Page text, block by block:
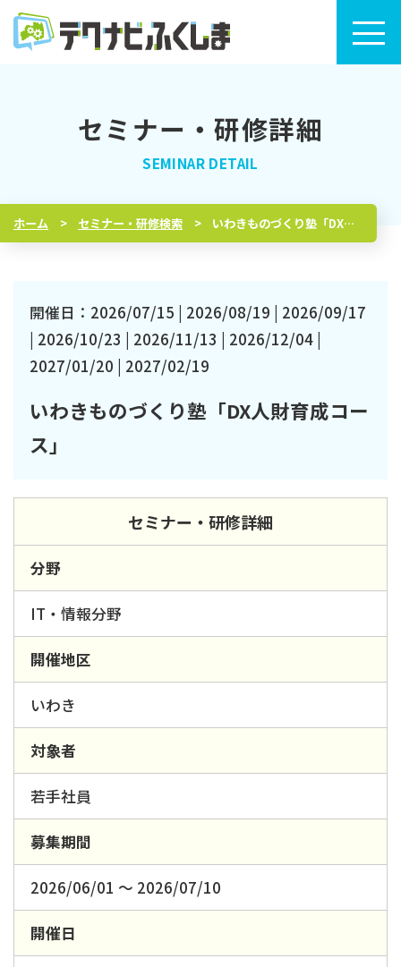
トップページ
セミナー・研修カレンダー
テクナビふくしまについて
セミナー・研修詳細
ホーム セミナー・研修検索 いわきものづくり塾「DX人財育成コース」
開催日：2026/07/15 | 2026/08/19 | 2026/09/17
| 2026/10/23 | 2026/11/13 | 2026/12/04 |
2027/01/20 | 2027/02/19
いわきものづくり塾「DX人財育成コー
ス」
セミナー・研修詳細
分野
IT・情報分野
開催地区
いわき
対象者
若手社員
募集期間
2026/06/01 ～ 2026/07/10
開催日